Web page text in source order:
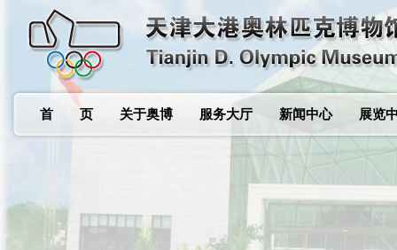
首 页 关于奥博 服务大厅 新闻中心 展览